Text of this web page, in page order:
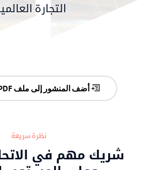
التجارة
أضف المنشور إلى ملف PDF للتنزيل
نظرة سريعة
شريك مهم في